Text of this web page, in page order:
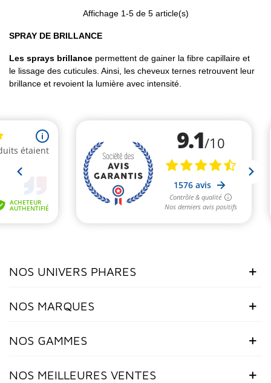
(1 avis)
Affichage 1-5 de 5 article(s)
SPRAY DE BRILLANCE
Les sprays brillance permettent de gainer la fibre capillaire et
le lissage des cuticules. Ainsi, les cheveux ternes retrouvent leur
brillance et revoient la lumière avec intensité.
NOS UNIVERS PHARES
NOS MARQUES
NOS GAMMES
NOS MEILLEURES VENTES